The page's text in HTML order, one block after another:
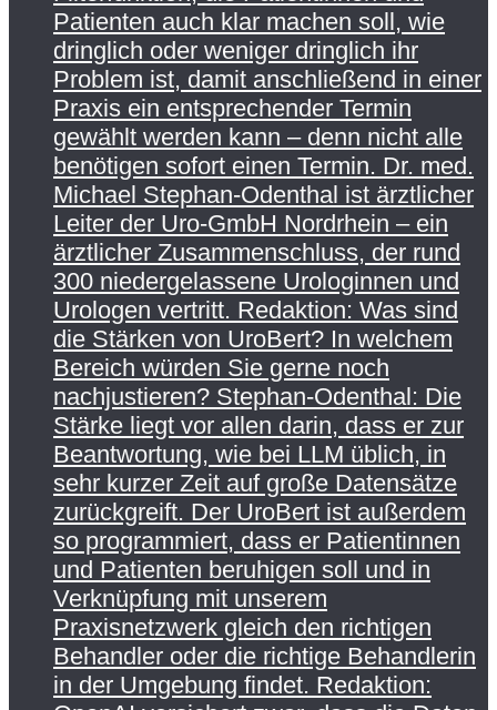
Patienten auch klar machen soll, wie
dringlich oder weniger dringlich ihr
Problem ist, damit anschließend in einer
Praxis ein entsprechender Termin
gewählt werden kann – denn nicht alle
benötigen sofort einen Termin. Dr. med.
Michael Stephan-Odenthal ist ärztlicher
Leiter der Uro-GmbH Nordrhein – ein
ärztlicher Zusammenschluss, der rund
300 niedergelassene Urologinnen und
Urologen vertritt. Redaktion: Was sind
die Stärken von UroBert? In welchem
Bereich würden Sie gerne noch
nachjustieren? Stephan-Odenthal: Die
Stärke liegt vor allen darin, dass er zur
Beantwortung, wie bei LLM üblich, in
sehr kurzer Zeit auf große Datensätze
zurückgreift. Der UroBert ist außerdem
so programmiert, dass er Patientinnen
und Patienten beruhigen soll und in
Verknüpfung mit unserem
Praxisnetzwerk gleich den richtigen
Behandler oder die richtige Behandlerin
in der Umgebung findet. Redaktion: